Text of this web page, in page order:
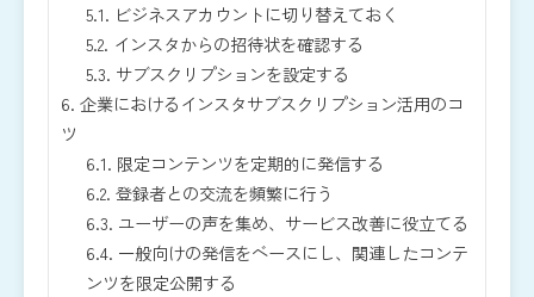
5.1. ビジネスアカウントに切り替えておく
5.2. インスタからの招待状を確認する
5.3. サブスクリプションを設定する
6. 企業におけるインスタサブスクリプション活用のコ
ツ
6.1. 限定コンテンツを定期的に発信する
6.2. 登録者との交流を頻繁に行う
6.3. ユーザーの声を集め、サービス改善に役立てる
6.4. 一般向けの発信をベースにし、関連したコンテ
ンツを限定公開する